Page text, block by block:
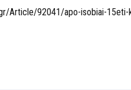
Article/92041/apo-isobiai-